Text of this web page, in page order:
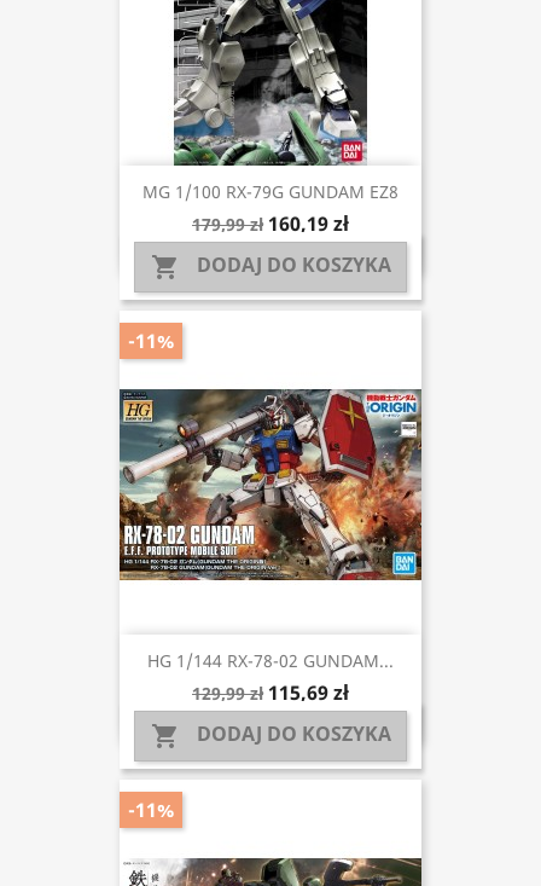
MG 1/100 RX-79G GUNDAM EZ8
179,99 zł 160,19 zł
 DODAJ DO KOSZYKA
HG 1/144 RX-78-02 GUNDAM...
129,99 zł 115,69 zł
 DODAJ DO KOSZYKA
-11%
-11%